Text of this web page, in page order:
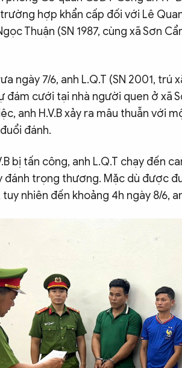
hợp khẩn cấp đối với Lê
Thuận (SN 1987, cùng xã Sơn
ngày 7/6, anh L.Q.T (SN 2001, trú
đám cưới tại nhà người quen ở xã
anh H.V.B xảy ra mâu thuẫn với
đánh.
bị tấn công, anh L.Q.T chạy đến
đánh trọng thương. Mặc dù được
tuy nhiên đến khoảng 4h ngày 8/6,